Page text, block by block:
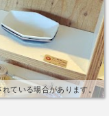
ている場合があります。